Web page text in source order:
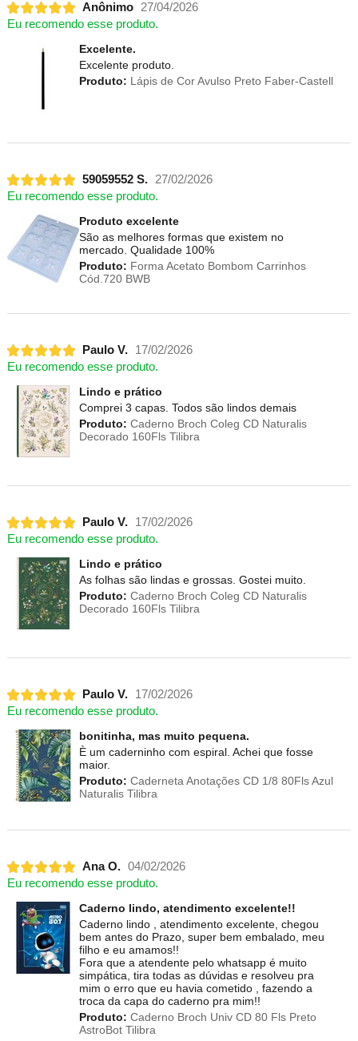
Anônimo 27/04/2026
Eu recomendo esse produto.
Excelente.
Excelente produto.
Produto: Lápis de Cor Avulso Preto Faber-Castell
59059552 S. 27/02/2026
Eu recomendo esse produto.
Produto excelente
São as melhores formas que existem no
mercado. Qualidade 100%
Produto: Forma Acetato Bombom Carrinhos
Cód.720 BWB
Paulo V.
17/02/2026
Eu recomendo esse produto.
Lindo e prático
Comprei 3 capas. Todos são lindos demais
Produto: Caderno Broch Coleg CD Naturalis
Decorado 160Fls Tilibra
Paulo V.
17/02/2026
Eu recomendo esse produto.
Lindo e prático
As folhas são lindas e grossas. Gostei muito.
Produto: Caderno Broch Coleg CD Naturalis
Decorado 160Fls Tilibra
Paulo V.
17/02/2026
Eu recomendo esse produto.
bonitinha, mas muito pequena.
È um caderninho com espiral. Achei que fosse
maior.
Produto: Caderneta Anotações CD 1/8 80Fls Azul
Naturalis Tilibra
Ana O. 04/02/2026
Eu recomendo esse produto.
Caderno lindo, atendimento excelente!!
Caderno lindo , atendimento excelente, chegou
bem antes do Prazo, super bem embalado, meu
filho e eu amamos!!
Fora que a atendente pelo whatsapp é muito
simpática, tira todas as dúvidas e resolveu pra
mim o erro que eu havia cometido , fazendo a
troca da capa do caderno pra mim!!
Produto: Caderno Broch Univ CD 80 Fls Preto
AstroBot Tilibra